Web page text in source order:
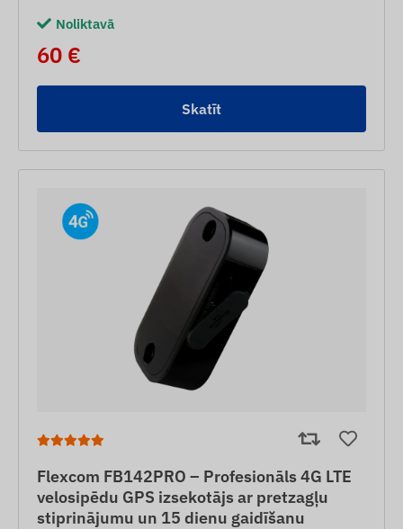
Noliktavā
60 €
Skatīt
Flexcom FB142PRO – Profesionāls 4G LTE
velosipēdu GPS izsekotājs ar pretzagļu
stiprinājumu un 15 dienu gaidīšanu